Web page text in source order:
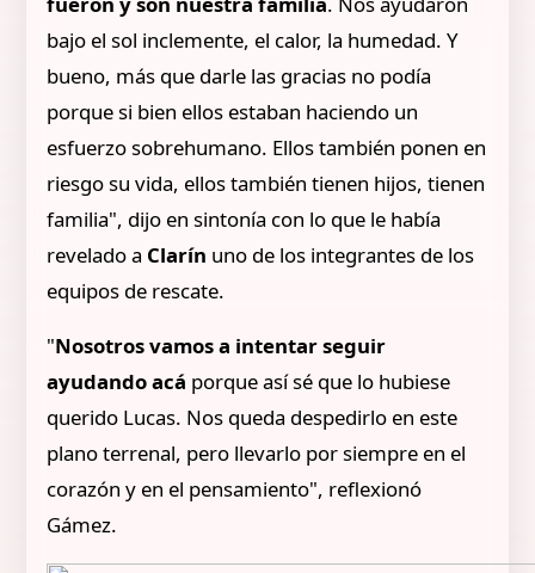
bajo el sol inclemente, el calor, la humedad. Y
bueno, más que darle las gracias no podía
porque si bien ellos estaban haciendo un
esfuerzo sobrehumano. Ellos también ponen en
riesgo su vida, ellos también tienen hijos, tienen
familia", dijo en sintonía con lo que le había
revelado a Clarín uno de los integrantes de los
equipos de rescate.
"Nosotros vamos a intentar seguir
ayudando acá porque así sé que lo hubiese
querido Lucas. Nos queda despedirlo en este
plano terrenal, pero llevarlo por siempre en el
corazón y en el pensamiento", reflexionó
Gámez.